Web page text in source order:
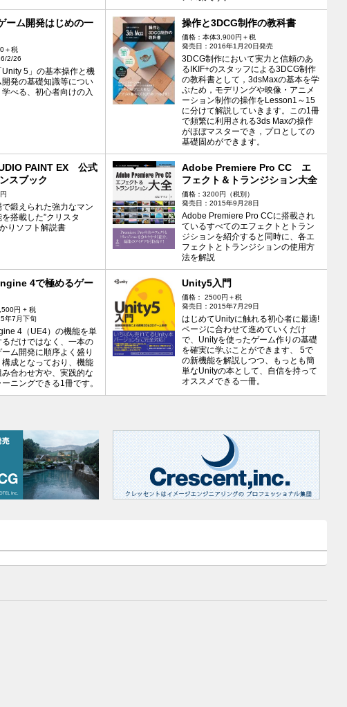
ーム開発はじめの一
＋税
2/26
5」の基本操作と機
発の基礎知識等につい
べる、初心者向けの入
操作と3DCG制作の教科書
価格：本体3,900円＋税
発売日：2016年1月20日発売
3DCG制作において実力と信頼のあ
るIKIF+のスタッフによる3DCG制作
の教科書として，3dsMaxの基本を学
ぶため，モデリングや映像・アニメ
ーション制作の操作をLesson1～15
に分けて解説していきます。この1冊
で頻繁に利用される3ds Maxの操作
がほぼマスターでき，プロとしての
基礎固めができます。
PAINT EX 公式
スブック
で鍛えられた強力なマン
搭載した”クリスタ
りソフト解説書
Adobe Premiere Pro CC エ
フェクト＆トランジション大全
価格：3200円（税別）
発売日：2015年9月28日
Adobe Premiere Pro CCに搭載され
ているすべてのエフェクトとトラン
ジションを紹介すると同時に、各エ
フェクトとトランジションの使用方
法を解説
4で極めるゲー
円 + 税
年7月下旬
4（UE4）の機能を単
だけではなく、一本の
ム開発に順序よく盛り
成となっており、機能
み合わせ方や、実践的な
ニングできる1冊です。
Unity5入門
価格： 2500円＋税
発売日：2015年7月29日
はじめてUnityに触れる初心者に最適!
ページに合わせて進めていくだけ
で、Unityを使ったゲーム作りの基礎
を確実に学ぶことができます、 5で
の新機能を解説しつつ、もっとも簡
単なUnityの本として、自信を持って
オススメできる一冊。